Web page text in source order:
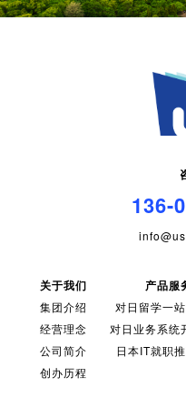
136-
关于我们
集团介绍
经营理念
公司简介
创办历程
产品服
对日留学一
对日业务系统
日本IT就职